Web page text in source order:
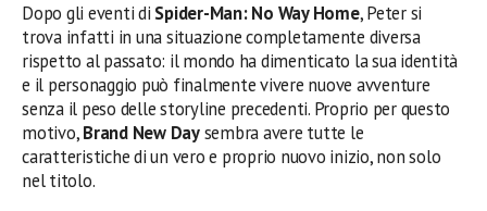
Dopo gli eventi di Spider-Man: No Way Home, Peter si
trova infatti in una situazione completamente diversa
rispetto al passato: il mondo ha dimenticato la sua identità
e il personaggio può finalmente vivere nuove avventure
senza il peso delle storyline precedenti. Proprio per questo
motivo,Brand New Daysembra avere tutte le
caratteristiche di un vero e proprio nuovo inizio, non solo
nel titolo.